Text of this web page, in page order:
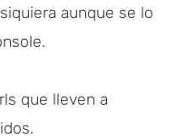
aunque se lo
que lleven a